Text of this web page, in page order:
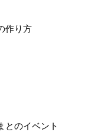
作り方
とのイベント